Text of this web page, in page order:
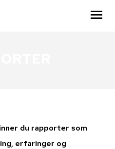
du rapporter som
erfaringer og